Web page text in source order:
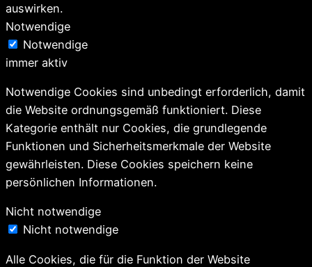
auswirken.
Notwendige
Notwendige
immer aktiv
Notwendige Cookies sind unbedingt erforderlich, damit
die Website ordnungsgemäß funktioniert. Diese
Kategorie enthält nur Cookies, die grundlegende
Funktionen und Sicherheitsmerkmale der Website
gewährleisten. Diese Cookies speichern keine
persönlichen Informationen.
Nicht notwendige
Nicht notwendige
Alle Cookies, die für die Funktion der Website